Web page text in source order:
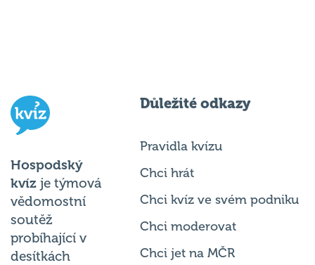
Hospodský
kvíz je týmová
vědomostní
soutěž
probíhající v
desítkách
Důležité odkazy
Pravidla kvízu
Chci hrát
Chci kvíz ve svém podniku
Chci moderovat
Chci jet na MČR